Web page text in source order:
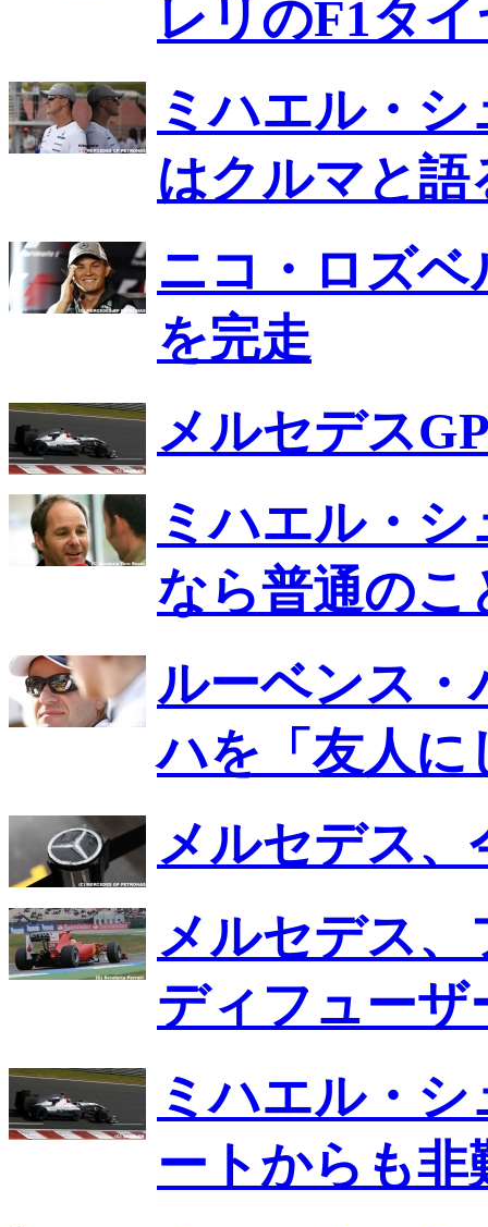
レリのF1タ
ミハエル・
はクルマと語
ニコ・ロズ
を完走
メルセデス
ミハエル・
なら普通のこ
ルーベンス・
ハを「友人に
メルセデス、
メルセデス
ディフューザ
ミハエル・
ートからも非